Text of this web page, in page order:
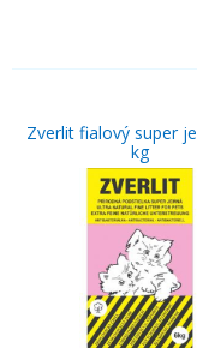
Zverlit fialový super
kg